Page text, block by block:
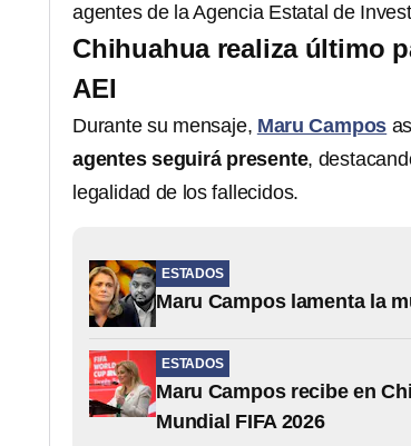
agentes de la Agencia Estatal de
Chihuahua realiza último
AEI
Durante su mensaje, Maru Campos
agentes seguirá presente,
legalidad de los fallecidos.
ESTADOS
Maru Campos lamenta la
ESTADOS
Maru Campos recibe en
Mundial FIFA 2026